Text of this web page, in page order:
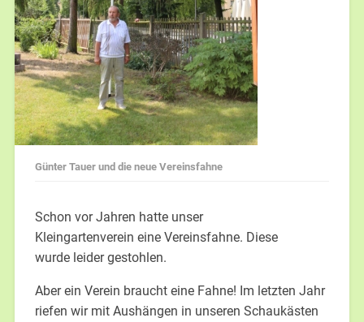
Günter Tauer und die neue Vereinsfahne
Schon vor Jahren hatte unser
Kleingartenverein eine Vereinsfahne. Diese
wurde leider gestohlen.
Aber ein Verein braucht eine Fahne! Im letzten Jahr
riefen wir mit Aushängen in unseren Schaukästen